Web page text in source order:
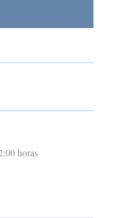
horas